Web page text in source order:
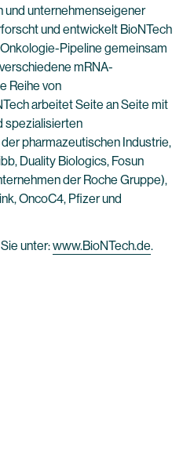
unternehmenseigener
und entwickelt BioNTech
Pipeline gemeinsam
mRNA-
Reihe von
arbeitet Seite an Seite mit
spezialisierten
pharmazeutischen Industrie,
Duality Biologics, Fosun
der Roche Gruppe),
OncoC4, Pfizer und
unter:www.BioNTech.de.